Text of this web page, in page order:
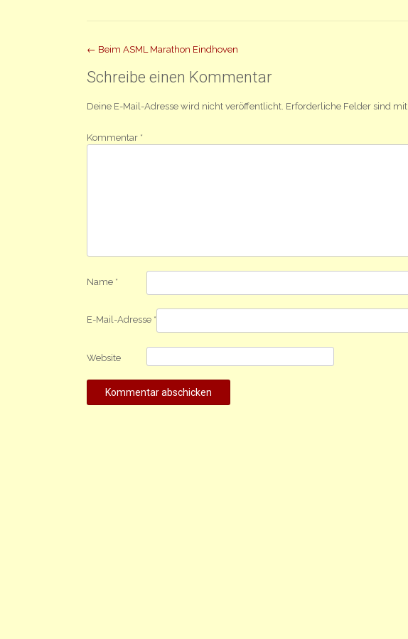
Beitrag
Navigation
← Beim ASML Marathon Eindhoven
Schreibe einen Kommentar
Deine E-Mail-Adresse wird nicht veröffentlicht. Erforderliche Felder sind mit
Kommentar *
Name *
E-Mail-Adresse *
Website